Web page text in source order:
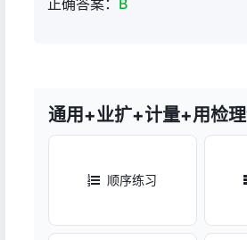
正确答案： B
通用+业扩+计量+用检
顺序练习